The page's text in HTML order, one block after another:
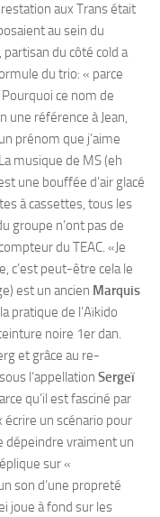
aux Trans était
au sein du
du côté cold a
du trio: « parce
ce nom de
une référence à Jean,
prénom que j’aime
musique de MS (eh
une bouffée d’air glacé
à cassettes, tous les
groupe n’ont pas de
du TEAC. «Je
c’est peut-être cela le
est un ancien Marquis
pratique de l’Aïkido
noire 1er dan.
et grâce au re-
l‘appellation Sergeï
qu’il est fasciné par
écrire un scénario pour
dépeindre vraiment un
sur «
son d’une propreté
joue à fond sur les